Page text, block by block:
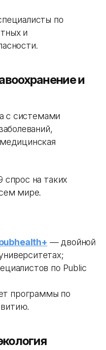
по
и
и
с системами
спрос на таких
мире.
— двойной
по Public
программы по